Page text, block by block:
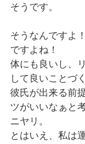
そうです。
そうなんですよ
ですよね！
体にも良いし、
して良いことづ
彼氏が出来る前
ツがいいなぁと
ニヤリ。
とはいえ、私は